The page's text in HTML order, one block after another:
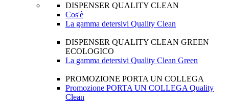
DISPENSER QUALITY CLEAN
Cos'è
La gamma detersivi Quality Clean
DISPENSER QUALITY CLEAN GREEN
ECOLOGICO
La gamma detersivi Quality Clean Green
PROMOZIONE PORTA UN COLLEGA
Promozione PORTA UN COLLEGA Quality
Clean